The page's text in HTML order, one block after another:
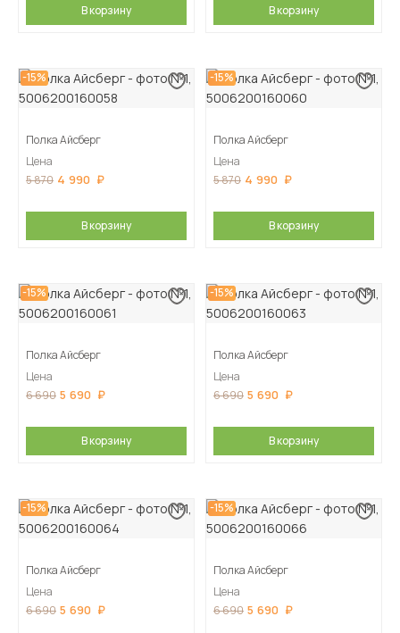
В корзину В корзину
-15%
Полка Айсберг
Цена
5 870 4 990
В корзину
-15%
Полка Айсберг
Цена
5 870 4 990
В корзину
-15%
Полка Айсберг
Цена
6 690 5 690
В корзину
-15%
Полка Айсберг
Цена
6 690 5 690
В корзину
-15%
Полка Айсберг
Цена
6 690 5 690
-15%
Полка Айсберг
Цена
6 690 5 690